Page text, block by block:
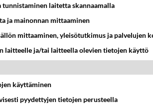
taas tulee takasin, kun metsä
kun motolle on töitä.
11-06 19:14:27
omistavat n. neljänneksen
koko ajan.
laitetta skannaamalla
ja mainonnan mittaaminen
mittaaminen, yleisötutkimus ja palvelujen
laitteelle ja/tai laitteella olevien tietojen käyttö
käyttäminen
pyydettyjen tietojen perusteella